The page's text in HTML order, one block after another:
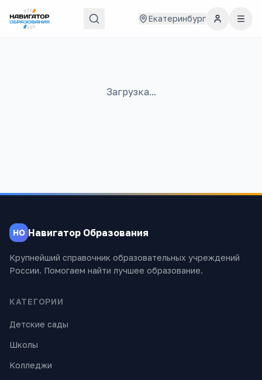
Екатеринбург
Загрузка...
НО Навигатор Образования
Крупнейший справочник образовательных учреждений
России. Помогаем найти лучшее образование.
КАТЕГОРИИ
Детские сады
Школы
Колледжи